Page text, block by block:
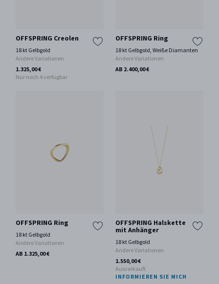
OFFSPRING Creolen
18 kt Gelbgold
Andere Variationen
1.325,00 €
Nur noch 4 verfügbar
OFFSPRING Ring
18 kt Gelbgold, Weiße Diamanten
Andere Variationen
AB 2.400,00 €
OFFSPRING Ring
18 kt Gelbgold
Andere Variationen
AB 1.325,00 €
OFFSPRING Halskette
mit Anhänger
18 kt Gelbgold
Andere Variationen
1.550,00 €
Ausverkauft
INFORMIEREN SIE MICH